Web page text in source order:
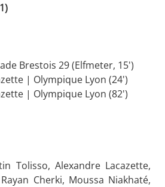
Brestois 29 (Elfmeter, 15')
| Olympique Lyon (24')
| Olympique Lyon (82')
Tolisso, Alexandre Lacazette,
Cherki, Moussa Niakhaté,